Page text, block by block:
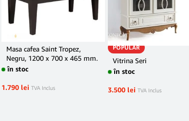
Masa cafea Saint Tropez,
Negru, 1200 x 700 x 465 mm.
în stoc
1.790 lei TVA Inclus
POPULAR
Vitrina Seri
în stoc
3.500 lei TVA Inclus